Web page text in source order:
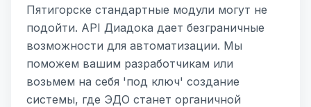
Пятигорске стандартные модули могут не
подойти. API Диадока дает безграничные
возможности для автоматизации. Мы
поможем вашим разработчикам или
возьмем на себя 'под ключ' создание
системы, где ЭДО станет органичной